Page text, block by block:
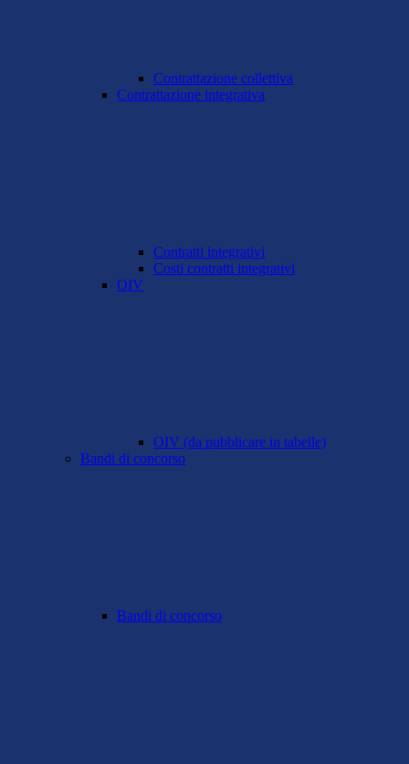
Contrattazione collettiva
Contrattazione integrativa
Contratti integrativi
Costi contratti integrativi
OIV
OIV (da pubblicare in tabelle)
Bandi di concorso
Bandi di concorso